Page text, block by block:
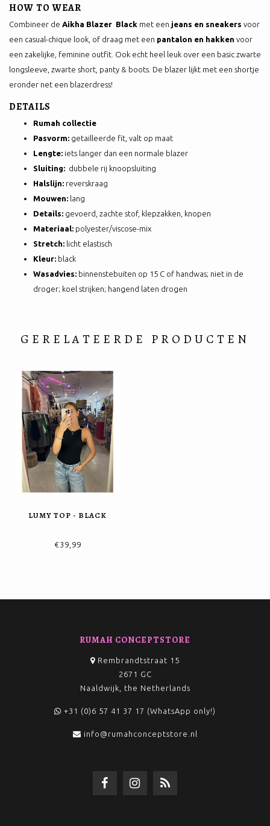
HOW TO WEAR
Combineer de Aikha Blazer Black met een jeans en sneakers voor
een casual-chique look, of draag met een pantalon en hakken voor
een zakelijke, feminine outfit. Ook echt heel leuk over een basic zwarte
longsleeve, zwarte short, panty & boots. De blazer lijkt met een shortje
eronder net een blazerdress!
DETAILS
Rumah collectie
Pasvorm: getailleerde fit, valt op maat
Lengte: iets langer dan een normale blazer
Sluiting: dubbele rij knoopsluiting
Halslijn: reverskraag
Mouwen: lang
Details: gevoerd, zachte stof, klepzakken, knopen
Materiaal: polyester/viscose-mix
Stretch: licht elastisch
Kleur: black
Wasadvies: binnenstebuiten op 15 C of handwas; niet in de
droger; koel strijken; hangend laten drogen
GERELATEERDE PRODUCTEN
LUMY TOP - BLACK
€39,99
RUMAH CONCEPTSTORE
Rembrandtstraat 15
2671 GC
Naaldwijk, the Netherlands
+31 (0)6 57 41 37 17 (WhatsApp only!)
info@rumahconceptstore.nl